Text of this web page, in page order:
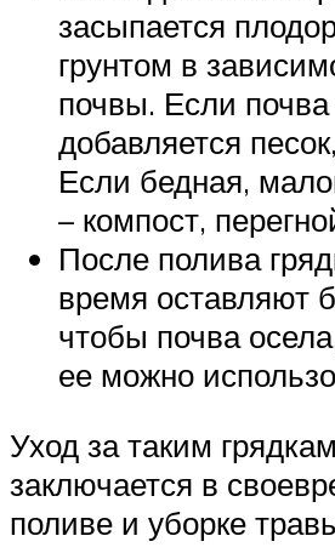
засыпается
грунтом в
почвы. Если
добавляется
Если бедная,
– компост,
После полива
время оставляют
чтобы почва
ее можно
Уход за таким
заключается в
поливе и уборке